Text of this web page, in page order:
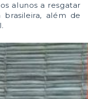
alunos a resgatar
além de